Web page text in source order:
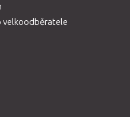
velkoodběratele